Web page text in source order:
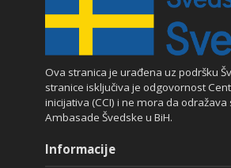
Ova stranica je urađena uz podršku
stranice isključiva je odgovornost
inicijativa (CCI) i ne mora da odražava
Ambasade Švedske u BiH.
Informacije